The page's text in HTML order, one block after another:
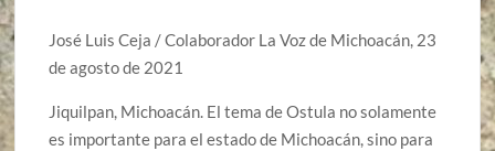
José Luis Ceja / Colaborador La Voz de Michoacán, 23
de agosto de 2021
Jiquilpan, Michoacán. El tema de Ostula no solamente
es importante para el estado de Michoacán, sino para